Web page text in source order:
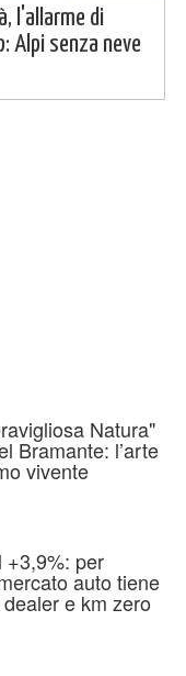
l'allarme di
Alpi senza neve
Natura"
Bramante: l’arte
vivente
+3,9%: per
auto tiene
e km zero